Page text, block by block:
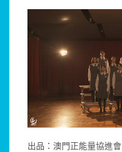
出品：澳門正能量協進會